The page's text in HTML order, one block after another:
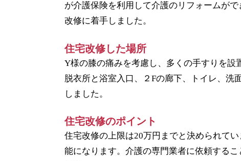
が介護保険を利用して介護のリフォームが
改修に着手しました。
住宅改修した場所
Y様の膝の痛みを考慮し、多くの手すりを
脱衣所と浴室入口、２Fの廊下、トイレ、洗
しました。
住宅改修のポイント
住宅改修の上限は20万円までと決められて
能になります。介護の専門業者に依頼する